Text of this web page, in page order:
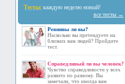
Тесты: каждую неделю новый!
все тесты →
Ревнивы ли вы?
Насколько вы претендуете на
близких вам людей? Пройдите
тест.
Справедливый ли вы человек?
Чувство справедливости у всех
развито по разному. Вы
замечали, что иногда вам